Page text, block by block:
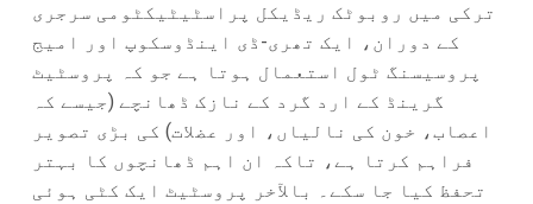
ترکی میں روبوٹک ریڈیکل پراسٹیٹیکٹومی سرجری
کے دوران، ایک تھری-ڈی اینڈوسکوپ اور امیج
پروسیسنگ ٹول استعمال ہوتا ہے جو کہ پروسٹیٹ
گرینڈ کے ارد گرد کے نازک ڈھانچے (جیسے کہ
اعصاب، خون کی نالیاں، اور عضلات) کی بڑی تصویر
فراہم کرتا ہے، تاکہ ان اہم ڈھانچوں کا بہتر
تحفظ کیا جا سکے۔ بالآخر پروسٹیٹ ایک کٹی ہوئی